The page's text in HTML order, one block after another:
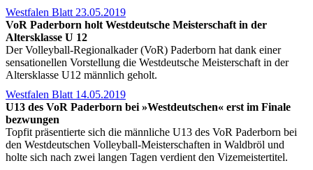
Westfalen Blatt 23.05.2019
VoR Paderborn holt Westdeutsche Meisterschaft in der
Altersklasse U 12
Der Volleyball-Regionalkader (VoR) Paderborn hat dank einer
sensationellen Vorstellung die Westdeutsche Meisterschaft in der
Altersklasse U12 männlich geholt.
Westfalen Blatt 14.05.2019
U13 des VoR Paderborn bei »Westdeutschen« erst im Finale
bezwungen
Topfit präsentierte sich die männliche U13 des VoR Paderborn bei
den Westdeutschen Volleyball-Meisterschaften in Waldbröl und
holte sich nach zwei langen Tagen verdient den Vizemeistertitel.